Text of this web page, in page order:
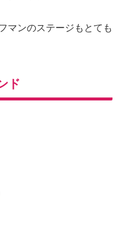
マンのステージもとても
ド